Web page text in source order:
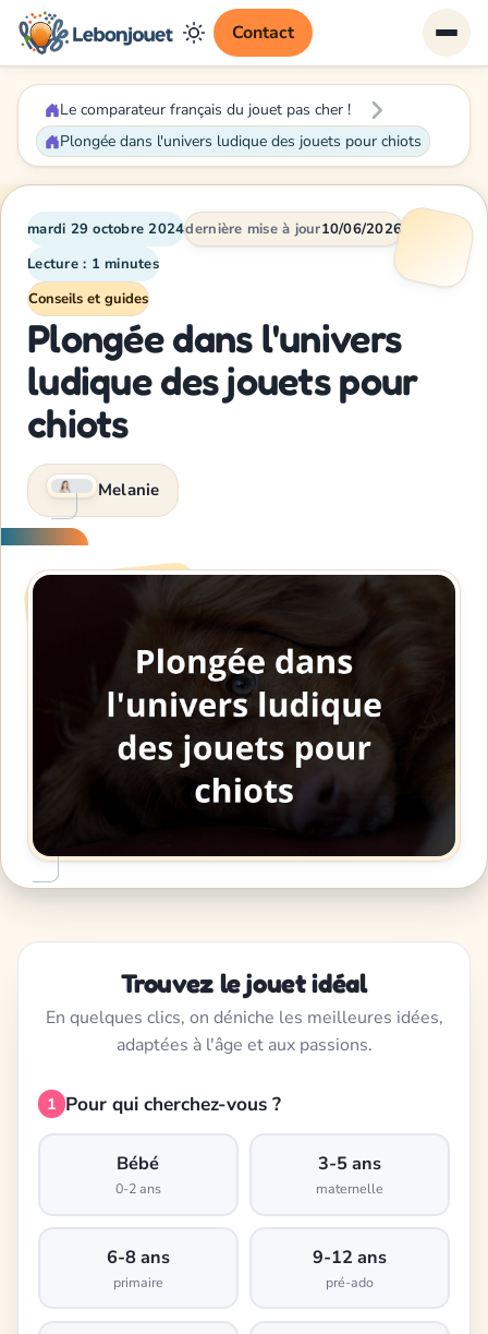
Contact
Le comparateur français du jouet pas cher !
Plongée dans l'univers ludique des jouets pour chiots
mardi 29 octobre 2024dernière mise à jour10/06/2026
Lecture : 1 minutes
Conseils et guides
Plongée dans l'univers
ludique des jouets pour
chiots
Melanie
Trouvez le jouet idéal
En quelques clics, on déniche les meilleures idées,
adaptées à l'âge et aux passions.
1 Pour qui cherchez-vous ?
Bébé
0-2 ans
3-5 ans
maternelle
6-8 ans
primaire
9-12 ans
pré-ado